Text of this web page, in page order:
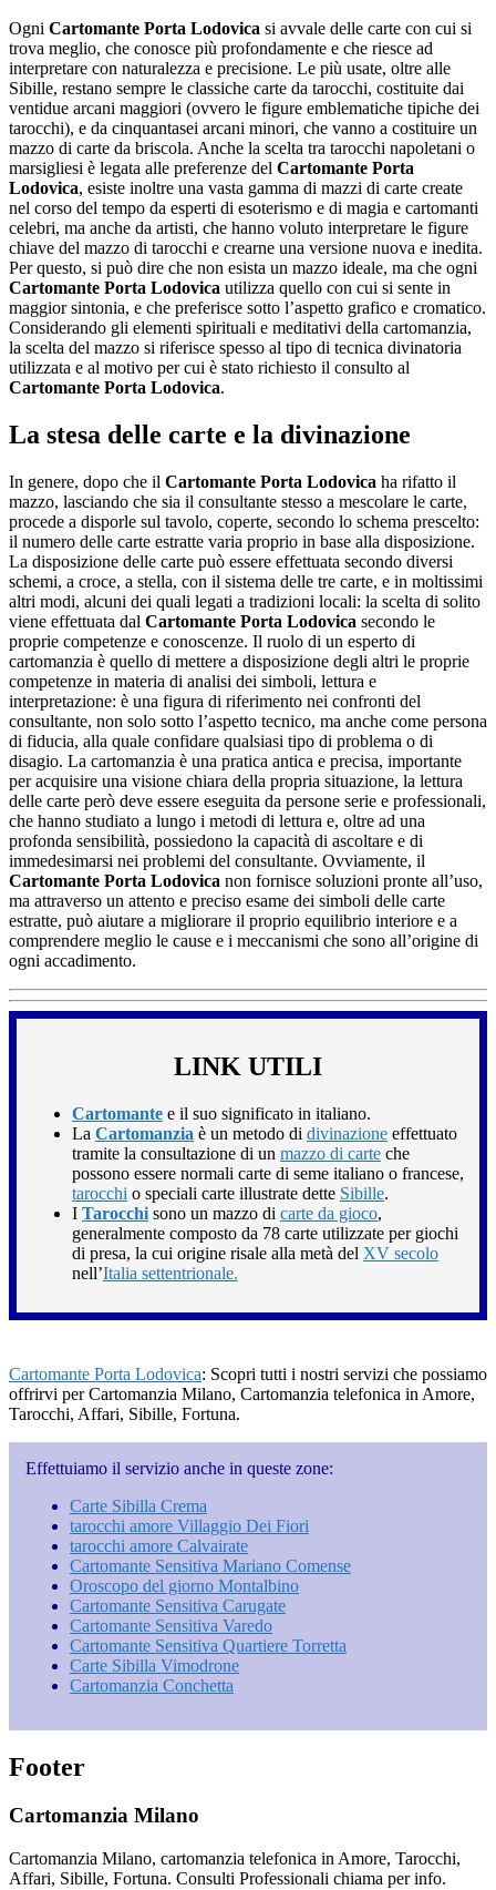
Ogni Cartomante Porta Lodovica si avvale delle carte con cui si
trova meglio, che conosce più profondamente e che riesce ad
interpretare con naturalezza e precisione. Le più usate, oltre alle
Sibille, restano sempre le classiche carte da tarocchi, costituite dai
ventidue arcani maggiori (ovvero le figure emblematiche tipiche dei
tarocchi), e da cinquantasei arcani minori, che vanno a costituire un
mazzo di carte da briscola. Anche la scelta tra tarocchi napoletani o
marsigliesi è legata alle preferenze del Cartomante Porta
Lodovica, esiste inoltre una vasta gamma di mazzi di carte create
nel corso del tempo da esperti di esoterismo e di magia e cartomanti
celebri, ma anche da artisti, che hanno voluto interpretare le figure
chiave del mazzo di tarocchi e crearne una versione nuova e inedita.
Per questo, si può dire che non esista un mazzo ideale, ma che ogni
Cartomante Porta Lodovica utilizza quello con cui si sente in
maggior sintonia, e che preferisce sotto l’aspetto grafico e cromatico.
Considerando gli elementi spirituali e meditativi della cartomanzia,
la scelta del mazzo si riferisce spesso al tipo di tecnica divinatoria
utilizzata e al motivo per cui è stato richiesto il consulto al
Cartomante Porta Lodovica.
La stesa delle carte e la divinazione
In genere, dopo che il Cartomante Porta Lodovica ha rifatto il
mazzo, lasciando che sia il consultante stesso a mescolare le carte,
procede a disporle sul tavolo, coperte, secondo lo schema prescelto:
il numero delle carte estratte varia proprio in base alla disposizione.
La disposizione delle carte può essere effettuata secondo diversi
schemi, a croce, a stella, con il sistema delle tre carte, e in moltissimi
altri modi, alcuni dei quali legati a tradizioni locali: la scelta di solito
viene effettuata dal Cartomante Porta Lodovica secondo le
proprie competenze e conoscenze. Il ruolo di un esperto di
cartomanzia è quello di mettere a disposizione degli altri le proprie
competenze in materia di analisi dei simboli, lettura e
interpretazione: è una figura di riferimento nei confronti del
consultante, non solo sotto l’aspetto tecnico, ma anche come persona
di fiducia, alla quale confidare qualsiasi tipo di problema o di
disagio. La cartomanzia è una pratica antica e precisa, importante
per acquisire una visione chiara della propria situazione, la lettura
delle carte però deve essere eseguita da persone serie e professionali,
che hanno studiato a lungo i metodi di lettura e, oltre ad una
profonda sensibilità, possiedono la capacità di ascoltare e di
immedesimarsi nei problemi del consultante. Ovviamente, il
Cartomante Porta Lodovica non fornisce soluzioni pronte all’uso,
ma attraverso un attento e preciso esame dei simboli delle carte
estratte, può aiutare a migliorare il proprio equilibrio interiore e a
comprendere meglio le cause e i meccanismi che sono all’origine di
ogni accadimento.
LINK UTILI
Cartomante e il suo significato in italiano.
La Cartomanzia è un metodo di divinazione effettuato
tramite la consultazione di un mazzo di carte che
possono essere normali carte di seme italiano o francese,
tarocchi o speciali carte illustrate dette Sibille.
I Tarocchi sono un mazzo di carte da gioco,
generalmente composto da 78 carte utilizzate per giochi
di presa, la cui origine risale alla metà del XV secolo
nell’Italia settentrionale.
Cartomante Porta Lodovica: Scopri tutti i nostri servizi che possiamo
offrirvi per Cartomanzia Milano, Cartomanzia telefonica in Amore,
Tarocchi, Affari, Sibille, Fortuna.
Effettuiamo il servizio anche in queste zone:
Carte Sibilla Crema
tarocchi amore Villaggio Dei Fiori
tarocchi amore Calvairate
Cartomante Sensitiva Mariano Comense
Oroscopo del giorno Montalbino
Cartomante Sensitiva Carugate
Cartomante Sensitiva Varedo
Cartomante Sensitiva Quartiere Torretta
Carte Sibilla Vimodrone
Cartomanzia Conchetta
Footer
Cartomanzia Milano
Cartomanzia Milano, cartomanzia telefonica in Amore, Tarocchi,
Affari, Sibille, Fortuna. Consulti Professionali chiama per info.